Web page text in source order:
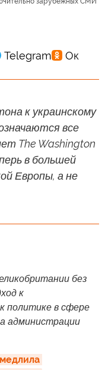
к украинскому
все
The Washington
в большей
Европы, а не
без
к
политике в сфере
администрации